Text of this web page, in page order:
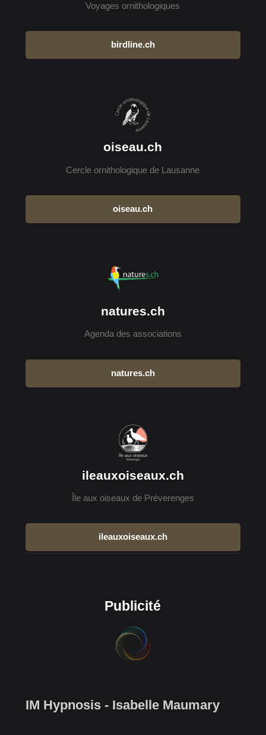
Voyages ornithologiques
birdline.ch
oiseau.ch
Cercle ornithologique de Lausanne
oiseau.ch
natures.ch
Agenda des associations
natures.ch
ileauxoiseaux.ch
Île aux oiseaux de Préverenges
ileauxoiseaux.ch
Publicité
IM Hypnosis - Isabelle Maumary